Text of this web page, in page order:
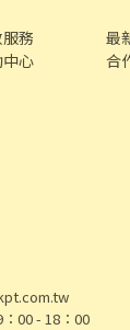
務
最
心 合
00 - 18：00